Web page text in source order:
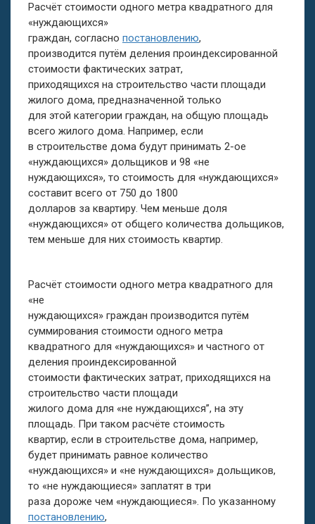
Расчёт стоимости одного метра квадратного для
«нуждающихся»
граждан, согласно постановлению,
производится путём деления проиндексированной
стоимости фактических затрат,
приходящихся на строительство части площади
жилого дома, предназначенной только
для этой категории граждан, на общую площадь
всего жилого дома. Например, если
в строительстве дома будут принимать 2-ое
«нуждающихся» дольщиков и 98 «не
нуждающихся», то стоимость для «нуждающихся»
составит всего от 750 до 1800
долларов за квартиру. Чем меньше доля
«нуждающихся» от общего количества дольщиков,
тем меньше для них стоимость квартир.
Расчёт стоимости одного метра квадратного для
«не
нуждающихся» граждан производится путём
суммирования стоимости одного метра
квадратного для «нуждающихся» и частного от
деления проиндексированной
стоимости фактических затрат, приходящихся на
строительство части площади
жилого дома для «не нуждающихся”, на эту
площадь. При таком расчёте стоимость
квартир, если в строительстве дома, например,
будет принимать равное количество
«нуждающихся» и «не нуждающихся» дольщиков,
то «не нуждающиеся» заплатят в три
раза дороже чем «нуждающиеся». По указанному
постановлению,